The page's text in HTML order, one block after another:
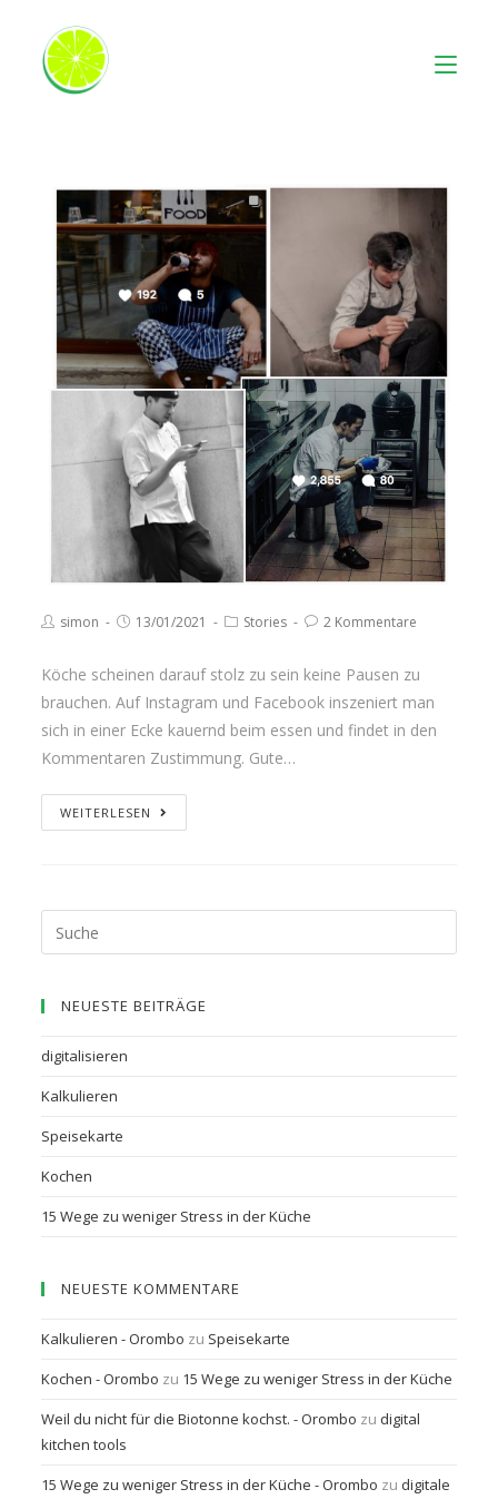
simon 13/01/2021 Stories 2 Kommentare
Köche scheinen darauf stolz zu sein keine Pausen zu
brauchen. Auf Instagram und Facebook inszeniert man
sich in einer Ecke kauernd beim essen und findet in den
Kommentaren Zustimmung. Gute…
WEITERLESEN
NEUESTE BEITRÄGE
digitalisieren
Kalkulieren
Speisekarte
Kochen
15 Wege zu weniger Stress in der Küche
NEUESTE KOMMENTARE
Kalkulieren - Orombo zu Speisekarte
Kochen - Orombo zu 15 Wege zu weniger Stress in der Küche
Weil du nicht für die Biotonne kochst. - Orombo zu digital
kitchen tools
15 Wege zu weniger Stress in der Küche - Orombo zu digitale